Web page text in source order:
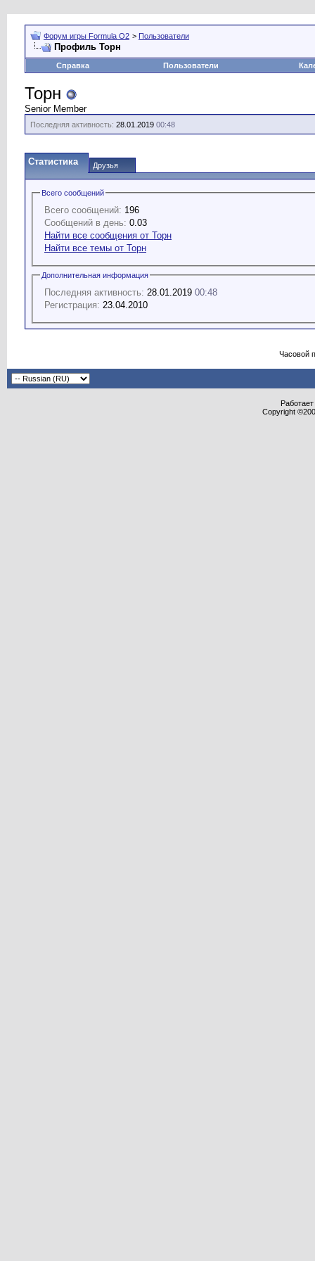
Форум игры Formula O2 > Пользователи
Профиль Торн
Справка Пользователи
Торн
Senior Member
Последняя активность: 28.01.2019 00:48
Статистика Друзья
Всего сообщений
Всего сообщений: 196
Сообщений в день: 0.03
Найти все сообщения от Торн
Найти все темы от Торн
Дополнительная информация
Последняя активность: 28.01.2019 00:48
Регистрация: 23.04.2010
Часовой
Copyright